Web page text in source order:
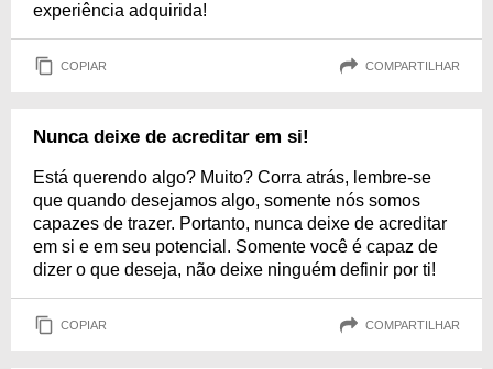
experiência adquirida!
COPIAR COMPARTILHAR
Nunca deixe de acreditar em si!
Está querendo algo? Muito? Corra atrás, lembre-se
que quando desejamos algo, somente nós somos
capazes de trazer. Portanto, nunca deixe de acreditar
em si e em seu potencial. Somente você é capaz de
dizer o que deseja, não deixe ninguém definir por ti!
COPIAR COMPARTILHAR